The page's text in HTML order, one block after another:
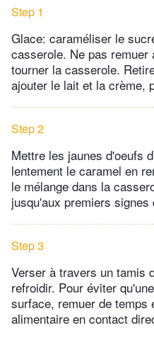
Step 1
Glace: caraméliser le
casserole. Ne pas
tourner la casserole.
ajouter le lait et la crème,
Step 2
Mettre les jaunes d'oeufs
lentement le caramel en
le mélange dans la
jusqu'aux premiers signes
Step 3
Verser à travers un tamis
refroidir. Pour éviter
surface, remuer de temps
alimentaire en contact